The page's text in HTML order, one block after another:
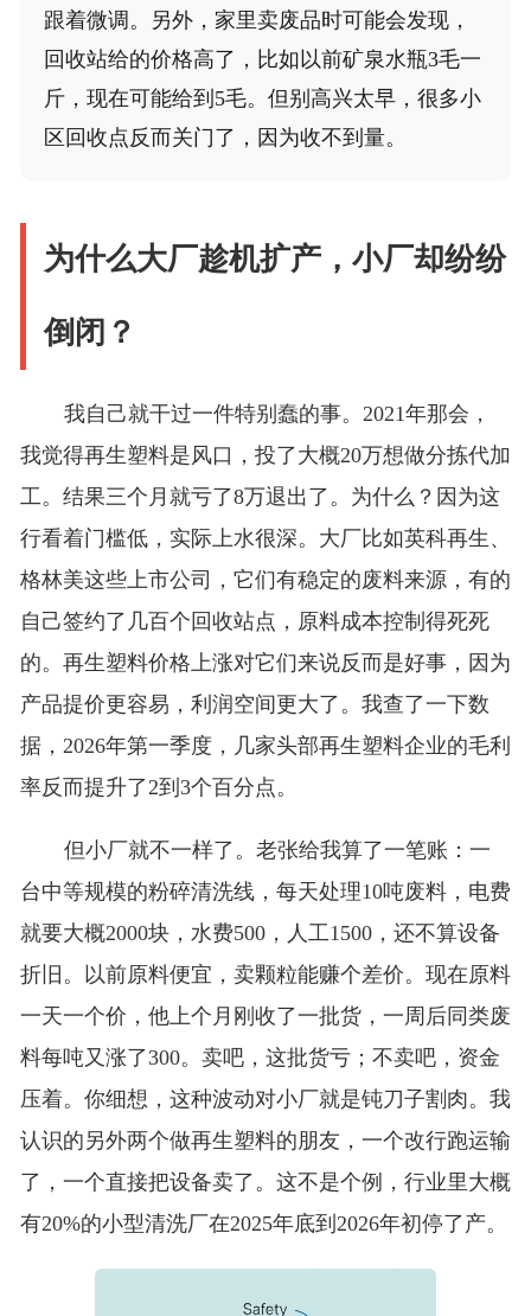
跟着微调。另外，家里卖废品时可能会发现，
回收站给的价格高了，比如以前矿泉水瓶3毛一
斤，现在可能给到5毛。但别高兴太早，很多小
区回收点反而关门了，因为收不到量。
为什么大厂趁机扩产，小厂却纷纷
倒闭？
我自己就干过一件特别蠢的事。2021年那会，
我觉得再生塑料是风口，投了大概20万想做分拣代加
工。结果三个月就亏了8万退出了。为什么？因为这
行看着门槛低，实际上水很深。大厂比如英科再生、
格林美这些上市公司，它们有稳定的废料来源，有的
自己签约了几百个回收站点，原料成本控制得死死
的。再生塑料价格上涨对它们来说反而是好事，因为
产品提价更容易，利润空间更大了。我查了一下数
据，2026年第一季度，几家头部再生塑料企业的毛利
率反而提升了2到3个百分点。
但小厂就不一样了。老张给我算了一笔账：一
台中等规模的粉碎清洗线，每天处理10吨废料，电费
就要大概2000块，水费500，人工1500，还不算设备
折旧。以前原料便宜，卖颗粒能赚个差价。现在原料
一天一个价，他上个月刚收了一批货，一周后同类废
料每吨又涨了300。卖吧，这批货亏；不卖吧，资金
压着。你细想，这种波动对小厂就是钝刀子割肉。我
认识的另外两个做再生塑料的朋友，一个改行跑运输
了，一个直接把设备卖了。这不是个例，行业里大概
有20%的小型清洗厂在2025年底到2026年初停了产。